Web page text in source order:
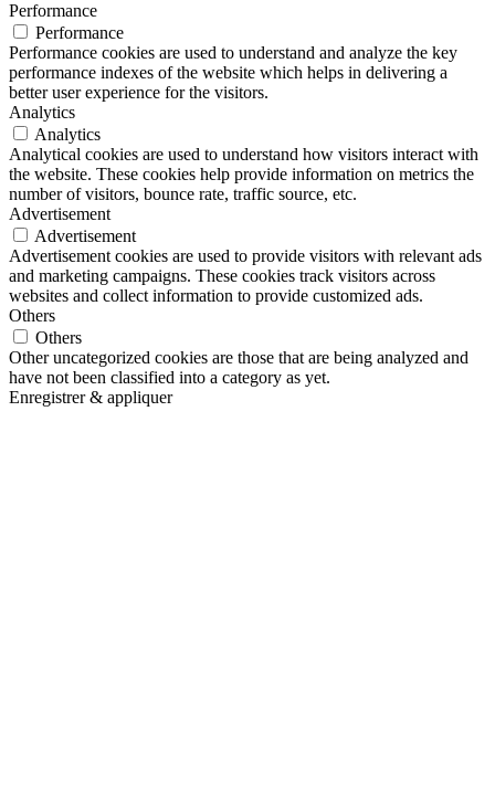
Performance
Performance
Performance cookies are used to understand and analyze the key
performance indexes of the website which helps in delivering a
better user experience for the visitors.
Analytics
Analytics
Analytical cookies are used to understand how visitors interact with
the website. These cookies help provide information on metrics the
number of visitors, bounce rate, traffic source, etc.
Advertisement
Advertisement
Advertisement cookies are used to provide visitors with relevant ads
and marketing campaigns. These cookies track visitors across
websites and collect information to provide customized ads.
Others
Others
Other uncategorized cookies are those that are being analyzed and
have not been classified into a category as yet.
Enregistrer & appliquer